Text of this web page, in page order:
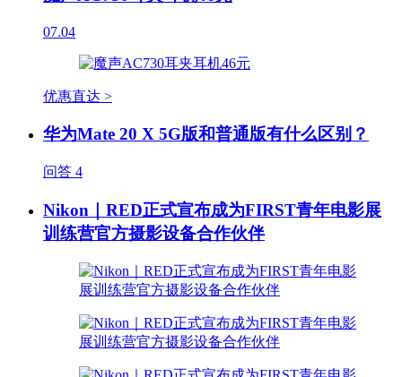
07.04
优惠直达 >
华为Mate 20 X 5G版和普通版有什么区别？
问答 4
Nikon｜RED正式宣布成为FIRST青年电影展
训练营官方摄影设备合作伙伴